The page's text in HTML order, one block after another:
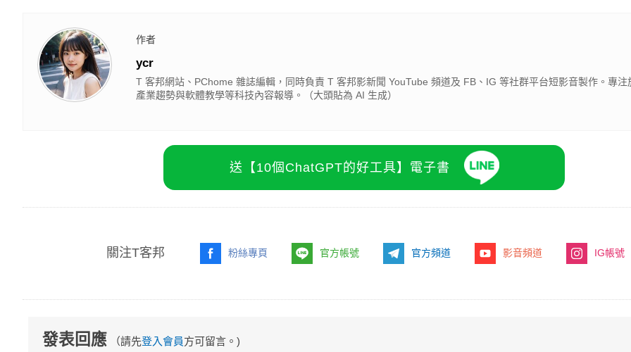
作者
ycr
T 客邦網站、PChome 雜誌編輯，同時負責 T 客邦影新聞 YouTube 頻道及 FB、IG 等社群平台短影音製作。專注
產業趨勢與軟體教學等科技內容報導。（大頭貼為 AI 生成）
送【10個ChatGPT的好工具】電子書
關注T客邦 粉絲專頁 官方帳號 官方頻道 影音頻道 IG帳號
發表回應 （請先登入會員方可留言。)